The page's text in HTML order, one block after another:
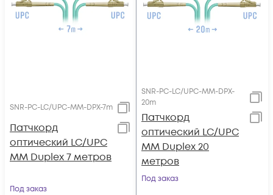
SNR-PC-LC/UPC-MM-DPX-7m
Патчкорд
оптический LC/UPC
MM Duplex 7 метров
Под заказ
SNR-PC-LC/UPC-MM-DPX-
20m
Патчкорд
оптический LC/UPC
MM Duplex 20
метров
Под заказ